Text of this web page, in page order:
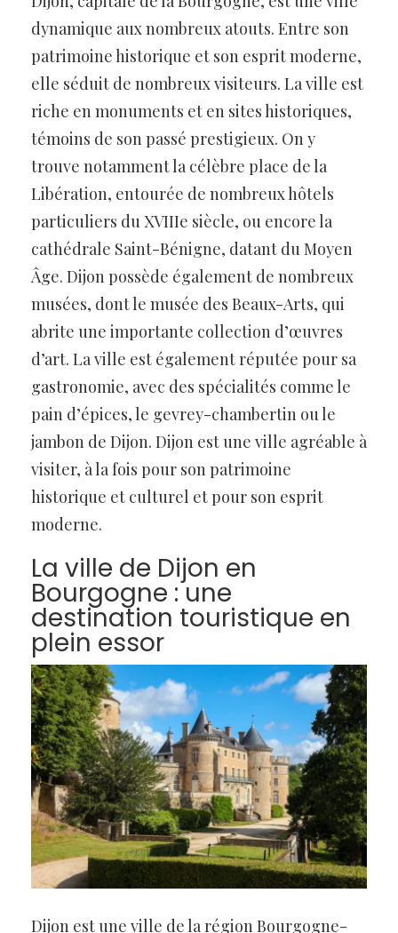
dynamique aux nombreux atouts. Entre son
patrimoine historique et son esprit moderne,
elle séduit de nombreux visiteurs. La ville est
riche en monuments et en sites historiques,
témoins de son passé prestigieux. On y
trouve notamment la célèbre place de la
Libération, entourée de nombreux hôtels
particuliers du XVIIIe siècle, ou encore la
cathédrale Saint-Bénigne, datant du Moyen
Âge. Dijon possède également de nombreux
musées, dont le musée des Beaux-Arts, qui
abrite une importante collection d’œuvres
d’art. La ville est également réputée pour sa
gastronomie, avec des spécialités comme le
pain d’épices, le gevrey-chambertin ou le
jambon de Dijon. Dijon est une ville agréable à
visiter, à la fois pour son patrimoine
historique et culturel et pour son esprit
moderne.
La ville de Dijon en
Bourgogne : une
destination touristique en
plein essor
Dijon est une ville de la région Bourgogne-